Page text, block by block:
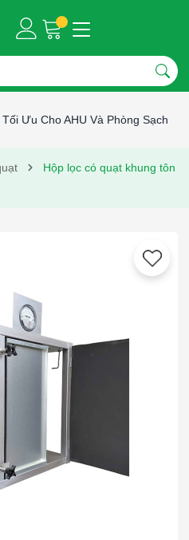
Ưu Cho AHU Và Phòng Sạch
Hộp lọc có quạt khung tôn